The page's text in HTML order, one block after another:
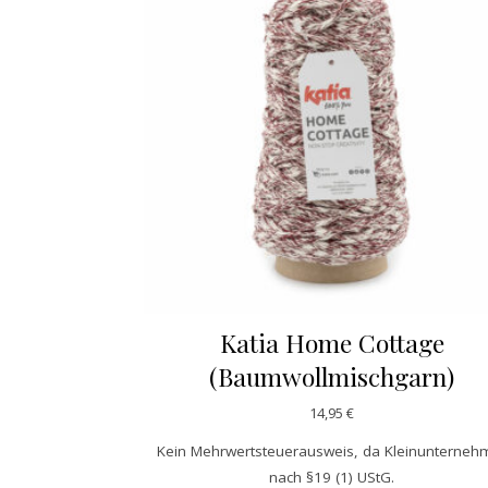
Katia Home Cottage
(Baumwollmischgarn)
14,95€
Kein Mehrwertsteuerausweis, da
nach §19 (1) UStG.